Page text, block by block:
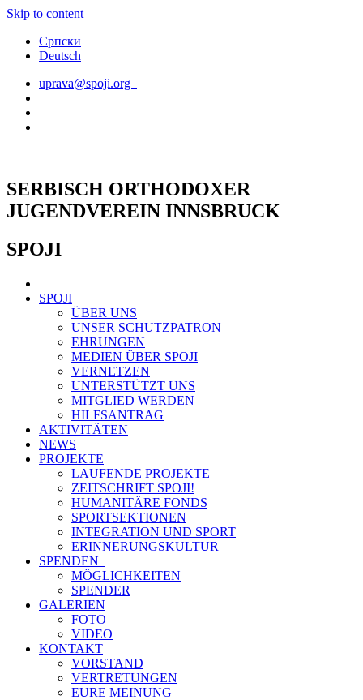
Skip to content
Српски
Deutsch
uprava@spoji.org
SERBISCH ORTHODOXER
JUGENDVEREIN INNSBRUCK
SPOJI
SPOJI
ÜBER UNS
UNSER SCHUTZPATRON
EHRUNGEN
MEDIEN ÜBER SPOJI
VERNETZEN
UNTERSTÜTZT UNS
MITGLIED WERDEN
HILFSANTRAG
AKTIVITÄTEN
NEWS
PROJEKTE
LAUFENDE PROJEKTE
ZEITSCHRIFT SPOJI!
HUMANITÄRE FONDS
SPORTSEKTIONEN
INTEGRATION UND SPORT
ERINNERUNGSKULTUR
SPENDEN
MÖGLICHKEITEN
SPENDER
GALERIEN
FOTO
VIDEO
KONTAKT
VORSTAND
VERTRETUNGEN
EURE MEINUNG